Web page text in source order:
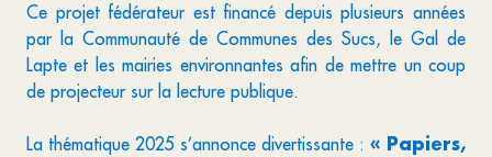
Ce projet fédérateur est financé depuis plusieurs années
par la Communauté de Communes des Sucs, le Gal de
Lapte et les mairies environnantes afin de mettre un coup
de projecteur sur la lecture publique.
La thématique 2025 s’annonce divertissante : « Papiers,